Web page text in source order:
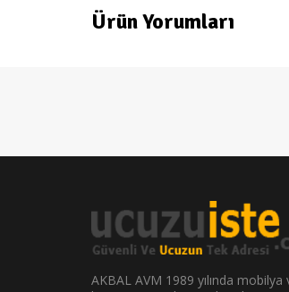
Ürün Yorumları
AKBAL AVM 1989 yılında mobilya